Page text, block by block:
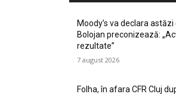
Moody’s va declara
Bolojan preconizează:
rezultate”
7 august 2026
Folha, în afara CFR Cluj